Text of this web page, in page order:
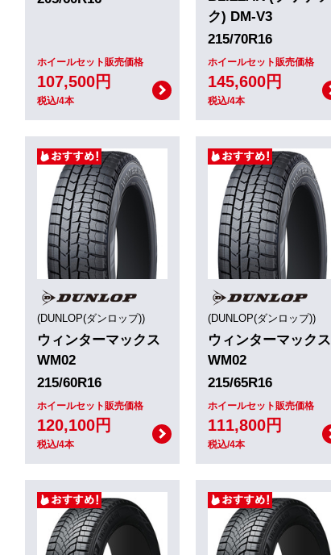
ホイールセット販売価格
107,500円
税込/4本
ク) DM-V3
215/70R16
ホイールセット販売価格
145,600円
税込/4本
(DUNLOP(ダンロップ))
ウィンターマックス
WM02
215/60R16
ホイールセット販売価格
120,100円
税込/4本
(DUNLOP(ダンロップ))
ウィンターマックス
WM02
215/65R16
ホイールセット販売価格
111,800円
税込/4本